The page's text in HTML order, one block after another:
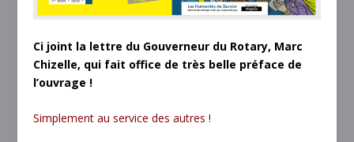
Ci joint la lettre du Gouverneur du Rotary, Marc
Chizelle, qui fait office de très belle préface de
l’ouvrage !
Simplement au service des autres !